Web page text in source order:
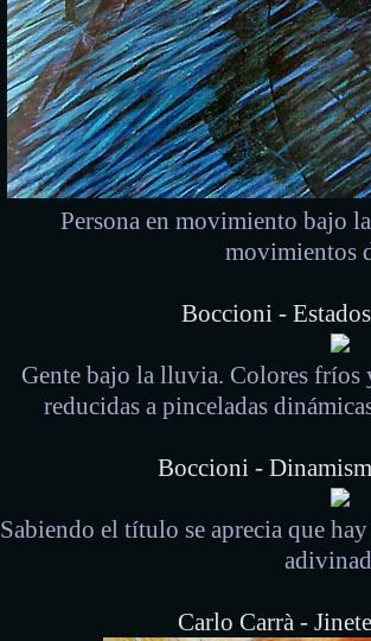
Persona en movimiento bajo
movimientos
Boccioni -
Gente bajo la lluvia. Colores fríos
reducidas a pinceladas
Boccioni -
Sabiendo el título se aprecia que
Carlo Carrà -